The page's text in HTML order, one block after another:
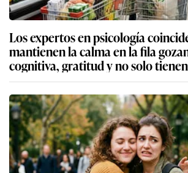
Los expertos en psicología
mantienen la calma en la fila
cognitiva, gratitud y no solo